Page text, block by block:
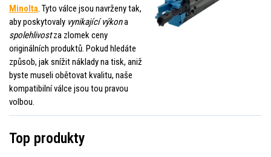
Minolta. Tyto válce jsou navrženy tak,
aby poskytovaly vynikající výkona
spolehlivostza zlomek ceny
originálních produktů. Pokud hledáte
způsob, jak snížit náklady na tisk, aniž
byste museli obětovat kvalitu, naše
kompatibilní válce jsou tou pravou
volbou.
Top produkty